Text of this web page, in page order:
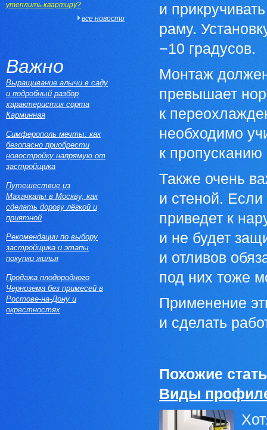
и
раму.
−10 градусов.
Монтаж
превышает
к
необходимо
к
Также очень
и стеной.
приведет к
и не будет
и отливов
под них тоже
Применение
и сделать
Похожие
Виды
утеплить квартиру?
все новости
Важно
Выращивание алычи в саду
и подробный разбор
характеристик сорта
Карминная
Симферополь мечты: как
безопасно приобрести
новостройку напрямую от
застройщика
Путешествие из
Махачкалы в Москву, как
сделать дорогу лёгкой и
приятной
Рекомендации по выбору
застройщика и этапы
покупки жилья
Продажа плодородного
Чернозема без примесей в
Ростове-на-Дону и
окрестностях